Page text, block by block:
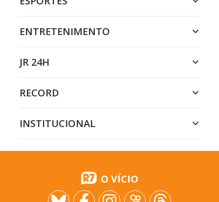
ENTRETENIMENTO
JR 24H
RECORD
INSTITUCIONAL
O VÍCIO